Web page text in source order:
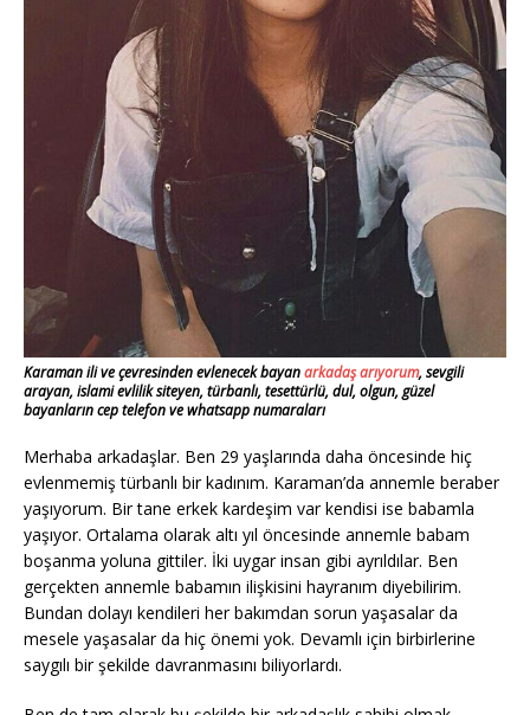
Karaman ili ve çevresinden evlenecek bayanarkadaş arıyorum, sevgili
arayan, islami evlilik siteyen, türbanlı, tesettürlü, dul, olgun, güzel
bayanların cep telefon ve whatsapp numaraları
Merhaba arkadaşlar. Ben 29 yaşlarında daha öncesinde hiç
evlenmemiş türbanlı bir kadınım. Karaman’da annemle beraber
yaşıyorum. Bir tane erkek kardeşim var kendisi ise babamla
yaşıyor. Ortalama olarak altı yıl öncesinde annemle babam
boşanma yoluna gittiler. İki uygar insan gibi ayrıldılar. Ben
gerçekten annemle babamın ilişkisini hayranım diyebilirim.
Bundan dolayı kendileri her bakımdan sorun yaşasalar da
mesele yaşasalar da hiç önemi yok. Devamlı için birbirlerine
saygılı bir şekilde davranmasını biliyorlardı.